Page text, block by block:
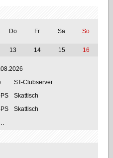
Do Fr Sa So
13 14 15 16
ST-Clubserver
Skattisch
Skattisch